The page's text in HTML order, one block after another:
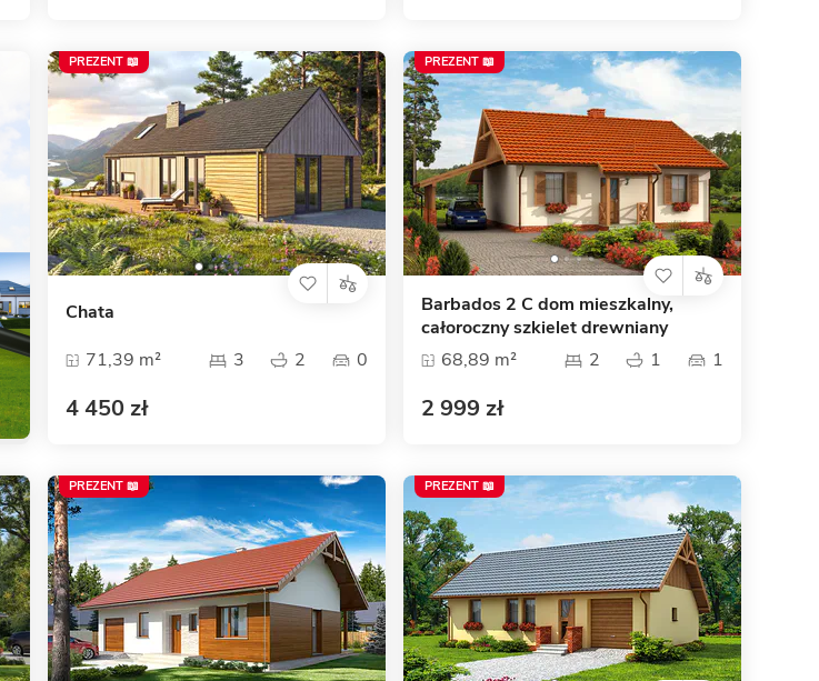
Chata
71,39 m²
3 2 0
4 450 zł
PREZENT 📖
Barbados 2 C dom mieszkalny,
całoroczny szkielet drewniany
68,89 m²
2 1 1
2 999 zł
PREZENT 📖
PREZENT 📖 PREZENT 📖